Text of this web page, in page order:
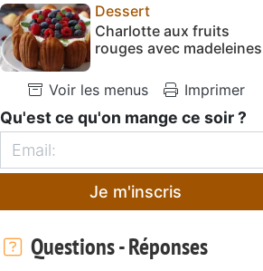
Dessert
Charlotte aux fruits
rouges avec madeleines
Voir les menus Imprimer
Qu'est ce qu'on mange ce soir ?
Je m'inscris
Questions - Réponses